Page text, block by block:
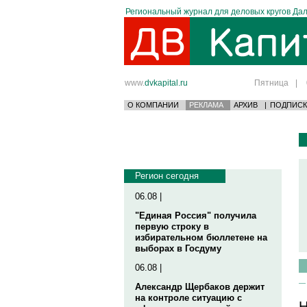
Региональный журнал для деловых кругов
www.dvkapital.ru Пятница |
О КОМПАНИИ РЕКЛАМА АРХИВ |
Регион сегодня
06.08 |
"Единая Россия" получила
первую строку в
избирательном бюллетене на
выборах в Госдуму
06.08 |
Александр Щербаков держит
на контроле ситуацию с